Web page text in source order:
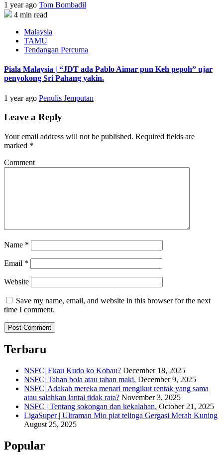
1 year ago Tom Bombadil
4 min read
Malaysia
TAMU
Tendangan Percuma
Piala Malaysia | “JDT ada Pablo Aimar pun Keh pepoh” ujar
penyokong Sri Pahang yakin.
1 year ago Penulis Jemputan
Leave a Reply
Your email address will not be published. Required fields are
marked *
Comment
Name *
Email *
Website
Save my name, email, and website in this browser for the next
time I comment.
Terbaru
NSFC| Ekau Kudo ko Kobau? December 18, 2025
NSFC| Tahan bola atau tahan maki. December 9, 2025
NSFC| Adakah mereka menari mengikut rentak yang sama
atau salahkan lantai tidak rata? November 3, 2025
NSFC | Tentang sokongan dan kekalahan. October 21, 2025
LigaSuper | Ultraman Mio piat telinga Gergasi Merah Kuning
August 25, 2025
Popular